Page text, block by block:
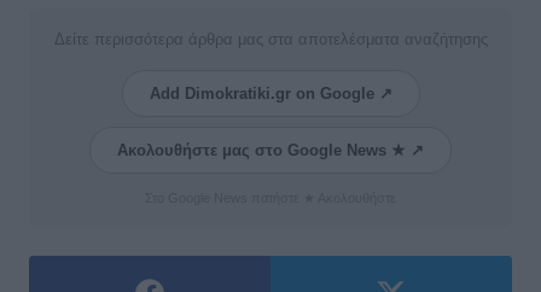
Δείτε περισσότερα άρθρα μας στα αποτελέσματα αναζήτησης
Add Dimokratiki.gr on Google ↗
Ακολουθήστε μας στο Google News ★ ↗